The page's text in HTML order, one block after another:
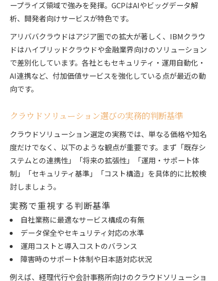
ープライズ領域で強みを発揮。GCPはAIやビッグデータ解
析、開発者向けサービスが特色です。
アリババクラウドはアジア圏での拡大が著しく、IBMクラウ
ドはハイブリッドクラウドや金融業界向けのソリューション
で差別化しています。各社ともセキュリティ・運用自動化・
AI連携など、付加価値サービスを強化している点が最近の動
向です。
クラウドソリューション選びの実務的判断基準
クラウドソリューション選定の実務では、単なる価格や知名
度だけでなく、以下のような観点が重要です。まず「既存シ
ステムとの連携性」「将来の拡張性」「運用・サポート体
制」「セキュリティ基準」「コスト構造」を具体的に比較検
討しましょう。
実務で重視する判断基準
自社業務に最適なサービス構成の有無
データ保全やセキュリティ対応の水準
運用コストと導入コストのバランス
障害時のサポート体制や日本語対応状況
例えば、経理代行や会計事務所向けのクラウドソリューショ